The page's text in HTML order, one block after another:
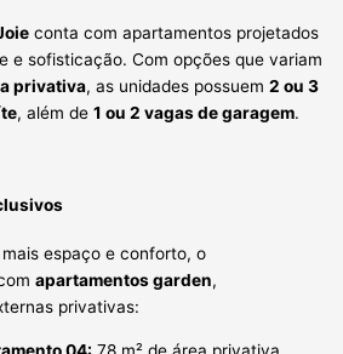
conta com apartamentos projetados
e sofisticação. Com opções que variam
privativa, as unidades possuem 2 ou 3
, além de 1 ou 2 vagas de garagem.
espaço e conforto, o
apartamentos garden,
privativas: